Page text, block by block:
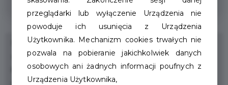
Nasz sklep to miejsce, gdzie znajdziesz wędliny jak
dawniej – przygotowane w naszej własnej wędzarni,
które przywracają smak dzieciństwa. Oferujemy mięso
pochodzące od regionalnych polskich gospodarstw,
przeglądarki lub wyłączenie Urządzenia nie
powoduje ich usunięcia z Urządzenia
Użytkownika. Mechanizm cookies trwałych nie
pozwala na pobieranie jakichkolwiek danych
osobowych ani żadnych informacji poufnych z
Urządzenia Użytkownika,